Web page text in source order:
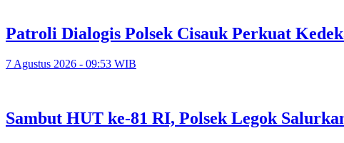
Patroli Dialogis Polsek Cisauk Perkuat
7 Agustus 2026 - 09:53 WIB
Sambut HUT ke-81 RI, Polsek Legok